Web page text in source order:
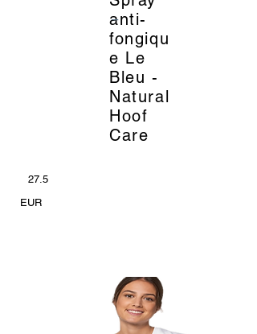
anti-
fongiqu
e Le
Bleu -
Natural
Hoof
Care
_
27.5
EUR